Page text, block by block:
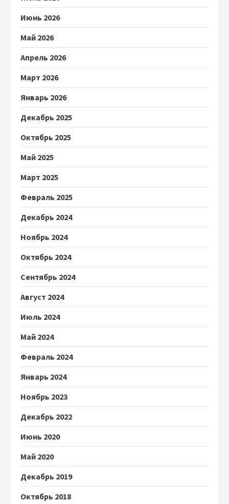
Июнь 2026
Май 2026
Апрель 2026
Март 2026
Январь 2026
Декабрь 2025
Октябрь 2025
Май 2025
Март 2025
Февраль 2025
Декабрь 2024
Ноябрь 2024
Октябрь 2024
Сентябрь 2024
Август 2024
Июль 2024
Май 2024
Февраль 2024
Январь 2024
Ноябрь 2023
Декабрь 2022
Июнь 2020
Май 2020
Декабрь 2019
Октябрь 2018